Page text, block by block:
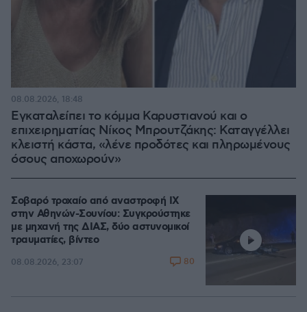
Εγκαταλείπει το κόμμα Καρυστιανού και ο
επιχειρηματίας Νίκος Μπρουτζάκης: Καταγγέλλει
κλειστή κάστα, «λένε προδότες και πληρωμένους
όσους αποχωρούν»
08.08.2026, 18:48
Σοβαρό τροχαίο από αναστροφή ΙΧ
στην Αθηνών-Σουνίου: Συγκρούστηκε
με μηχανή της ΔΙΑΣ, δύο αστυνομικοί
τραυματίες, βίντεο
08.08.2026, 23:07 80